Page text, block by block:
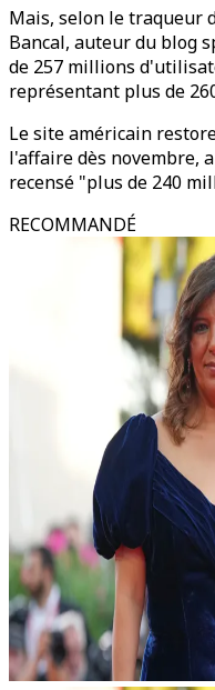
Mais, selon le traqueur
Bancal, auteur du blog
de 257 millions
représentant plus de
Le site américain
l'affaire dès novembre,
recensé "plus de 240
RECOMMANDÉ